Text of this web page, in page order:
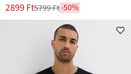
Új
ár
2899 Ft
Leárazva5799 Ft-50%